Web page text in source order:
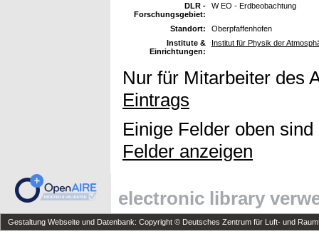
DLR -
Forschungsgebiet:
W EO - Erdbeobachtung
Standort:
Oberpfaffenhofen
Institute &
Einrichtungen:
Institut für Physik der
Nur für Mitarbeiter des
Eintrags
Einige Felder oben
Felder anzeigen
electronic library
Gestaltung Webseite und Datenbank: Copyright © Deutsches Zentrum für Luft- und